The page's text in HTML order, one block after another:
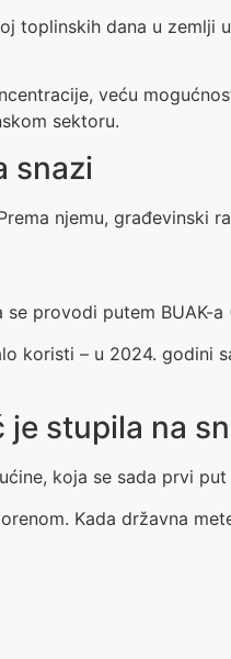
toplinskih dana u
veću
sektoru.
snazi
njemu, građevinski
provodi putem BUAK-
koristi – u 2024. godini
stupila na
koja se sada prvi
Kada državna